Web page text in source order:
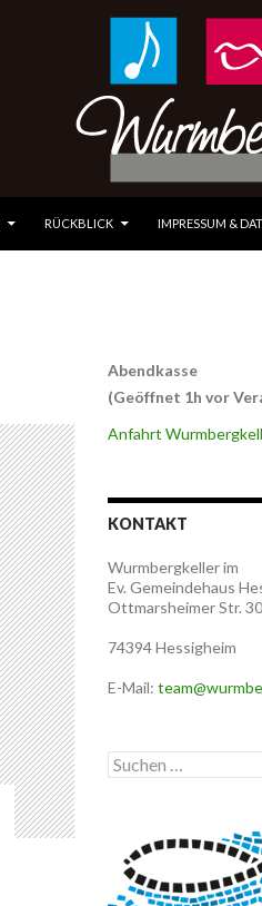
RÜCKBLICK IMPRESSUM &
Abendkasse
(Geöffnet 1h vor
Anfahrt
KONTAKT
Wurmbergkeller im
Ev. Gemeindehaus
Ottmarsheimer Str. 30
74394 Hessigheim
E-Mail:
Suchen
nach: